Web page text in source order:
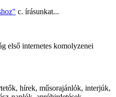
c. írásunkat...
első internetes komolyzenei
hírek, műsorajánlók, interjúk,